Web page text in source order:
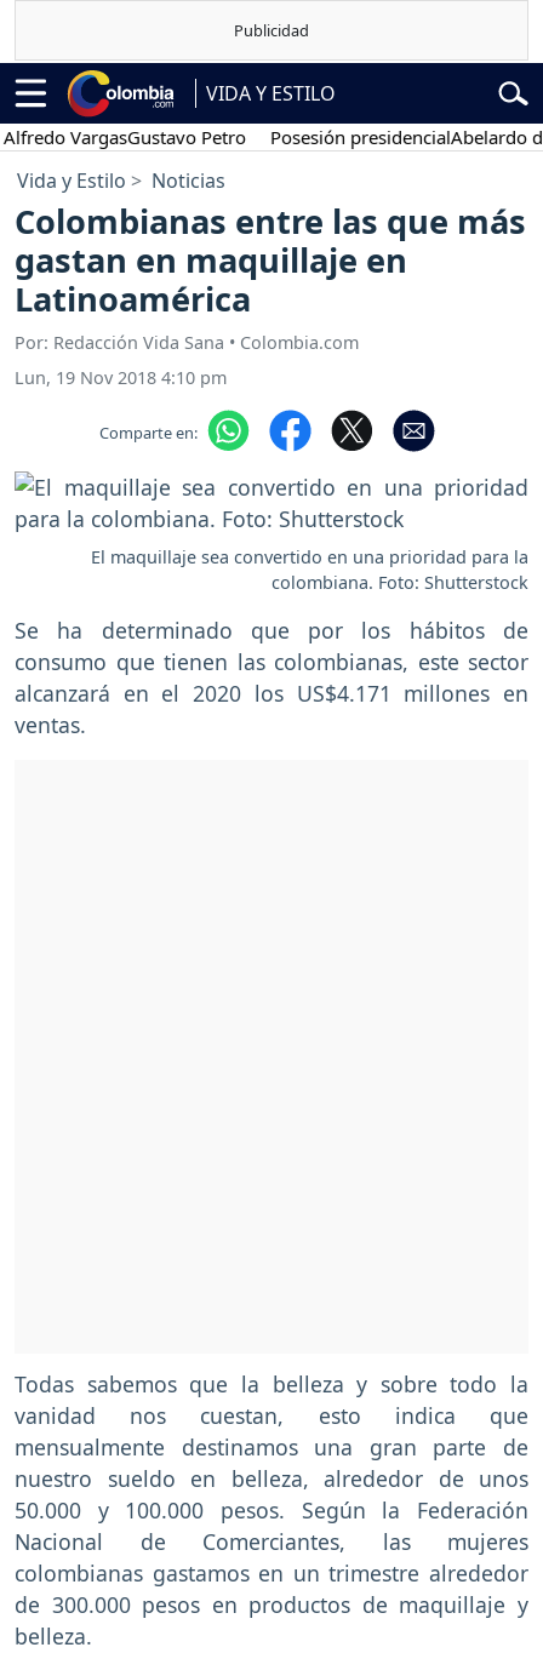
VIDA Y ESTILO
VargasGustavo Petro Posesión presidencialAbelardo de la
Vida y Estilo Noticias
Colombianas entre las que más
gastan en maquillaje en
Latinoamérica
Por: Redacción Vida Sana • Colombia.com
Lun, 19 Nov 2018 4:10 pm
Comparte en:
El maquillaje sea convertido en una prioridad para la
colombiana. Foto: Shutterstock
Se ha determinado que por los hábitos de
consumo que tienen las colombianas, este sector
alcanzará en el 2020 los US$4.171 millones en
ventas.
Todas sabemos que la belleza y sobre todo la
vanidad nos cuestan, esto indica que
mensualmente destinamos una gran parte de
nuestro sueldo en belleza, alrededor de unos
50.000 y 100.000 pesos. Según la Federación
Nacional de Comerciantes, las mujeres
colombianas gastamos en un trimestre alrededor
de 300.000 pesos en productos de maquillaje y
belleza.